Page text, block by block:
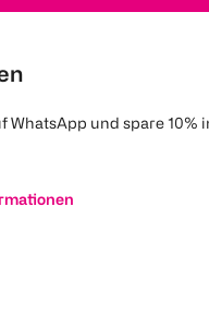
WhatsApp und spare 10%